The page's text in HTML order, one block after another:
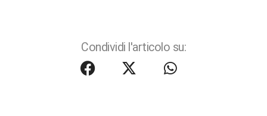
Condividi l'articolo su: